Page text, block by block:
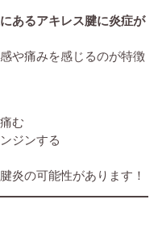
あるアキレス腱に炎症が
や痛みを感じるのが特徴
む
ジンする
炎の可能性があります！